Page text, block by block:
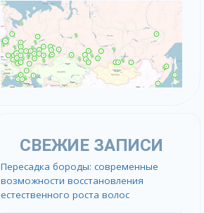
СВЕЖИЕ ЗАПИСИ
Пересадка бороды: современные
возможности восстановления
естественного роста волос